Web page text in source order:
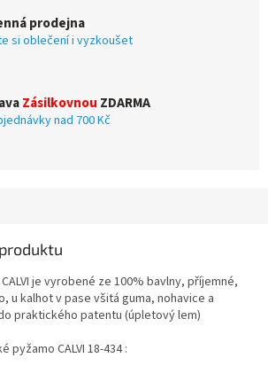
prodejna
si oblečení i vyzkoušet
Zásilkovnou ZDARMA
nad 700 Kč
je vyrobené ze 100% bavlny, příjemné,
u kalhot v pase všitá guma, nohavice a
praktického patentu (úpletový lem)
pyžamo CALVI 18-434 :